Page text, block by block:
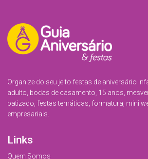
Organize do seu jeito festas de aniversário
adulto, bodas de casamento, 15 anos,
batizado, festas temáticas, formatura, mini
empresariais.
Links
Quem Somos